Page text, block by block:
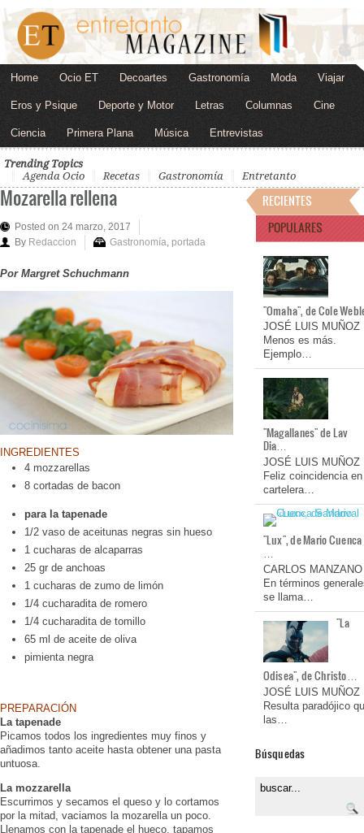
Home Ocio ET Decoartes Gastronomía Moda Viajar
Eros y Psique Deporte y Motor Letras Columnas Cine
Ciencia Primera Plana Música Entrevistas
Trending Topics
Agenda Ocio
Recetas Gastronomía Entretanto
Mozarella rellena
Posted on 24 marzo, 2017
By Redaccion Gastronomía portada
Por Margret Schuchmann
INGREDIENTES
4 mozzarellas
8 cortadas de bacon
para la tapenade
1/2 vaso de aceitunas negras sin hueso
1 cucharas de alcaparras
25 gr de anchoas
1 cucharas de zumo de limón
1/4 cucharadita de romero
1/4 cucharadita de tomillo
65 ml de aceite de oliva
pimienta negra
PREPARACIÓN
La tapenade
Picamos todos los ingredientes muy finos y
añadimos tanto aceite hasta obtener una pasta
untuosa.
La mozzarella
Escurrimos y secamos el queso y lo cortamos
por la mitad, vaciamos la mozarella un poco.
Llenamos con la tapenade el hueco, tapamos
RECIENTES
POPULARES
"Omaha", de Cole
JOSÉ LUIS MUÑOZ
Menos es más.
Ejemplo…
"Magallanes" de Lav
Dia…
JOSÉ LUIS MUÑOZ
Feliz coincidencia en
cartelera…
"Lux", de Mario Cuenca
…
CARLOS MANZANO
En términos
se llama…
"La
Odisea", de Christo…
JOSÉ LUIS MUÑOZ
Resulta paradójico
las…
Búsquedas